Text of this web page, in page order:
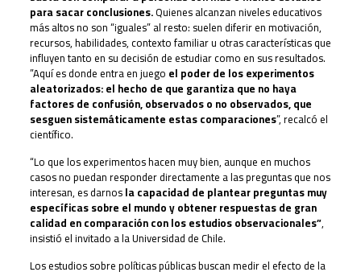
para sacar conclusiones.Quienes alcanzan niveles educativos
más altos no son “iguales” al resto: suelen diferir en motivación,
recursos, habilidades, contexto familiar u otras características que
influyen tanto en su decisión de estudiar como en sus resultados.
”Aquí es donde entra en juego el poder de los experimentos
aleatorizados: el hecho de que garantiza que no haya
factores de confusión, observados o no observados, que
sesguen sistemáticamente estas comparaciones”, recalcó el
científico.
“Lo que los experimentos hacen muy bien, aunque en muchos
casos no puedan responder directamente a las preguntas que nos
interesan, es darnosla capacidad de plantear preguntas muy
específicas sobre el mundo y obtener respuestas de gran
calidad en comparación con los estudios observacionales”,
insistió el invitado a la Universidad de Chile.
Los estudios sobre políticas públicas buscan medir el efecto de la